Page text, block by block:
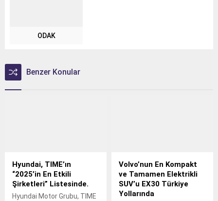
ODAK
Benzer Konular
Hyundai, TIME’ın
“2025’in En Etkili
Şirketleri” Listesinde.
Hyundai Motor Grubu, TIME
Volvo’nun En Kompakt
ve Tamamen Elektrikli
SUV’u EX30 Türkiye
Yollarında